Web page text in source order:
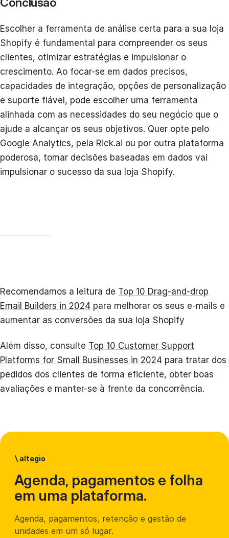
Escolher a ferramenta de análise certa para a sua loja
Shopify é fundamental para compreender os seus
clientes, otimizar estratégias e impulsionar o
crescimento. Ao focar-se em dados precisos,
capacidades de integração, opções de personalização
e suporte fiável, pode escolher uma ferramenta
alinhada com as necessidades do seu negócio que o
ajude a alcançar os seus objetivos. Quer opte pelo
Google Analytics, pela Rick.ai ou por outra plataforma
poderosa, tomar decisões baseadas em dados vai
impulsionar o sucesso da sua loja Shopify.
Recomendamos a leitura de Top 10 Drag-and-drop
Email Builders in 2024 para melhorar os seus e-mails e
aumentar as conversões da sua loja Shopify
Além disso, consulte Top 10 Customer Support
Platforms for Small Businesses in 2024 para tratar dos
pedidos dos clientes de forma eficiente, obter boas
avaliações e manter-se à frente da concorrência.
\ altegio
Agenda, pagamentos e folha
em uma plataforma.
Agenda, pagamentos, retenção e gestão de
unidades em um só lugar.